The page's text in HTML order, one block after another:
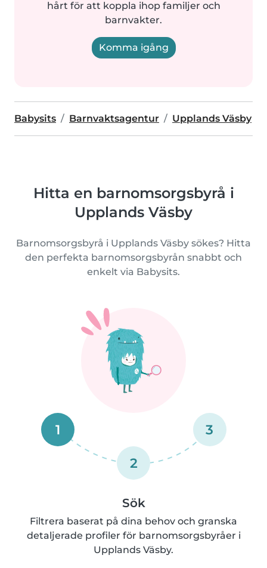
hårt för att koppla ihop familjer och
barnvakter.
Komma igång
Babysits Barnvaktsagentur Upplands Väsby
Hitta en barnomsorgsbyrå i
Upplands Väsby
Barnomsorgsbyrå i Upplands Väsby sökes? Hitta
den perfekta barnomsorgsbyrån snabbt och
enkelt via Babysits.
1
2
3
Sök
Filtrera baserat på dina behov och granska
detaljerade profiler för barnomsorgsbyråer i
Upplands Väsby.